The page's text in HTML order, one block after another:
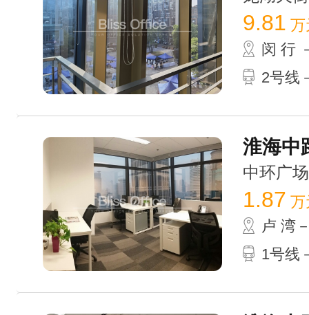
9.81 万
闵 行
2号线
淮海中
中环广
1.87 万
卢 湾
1号线